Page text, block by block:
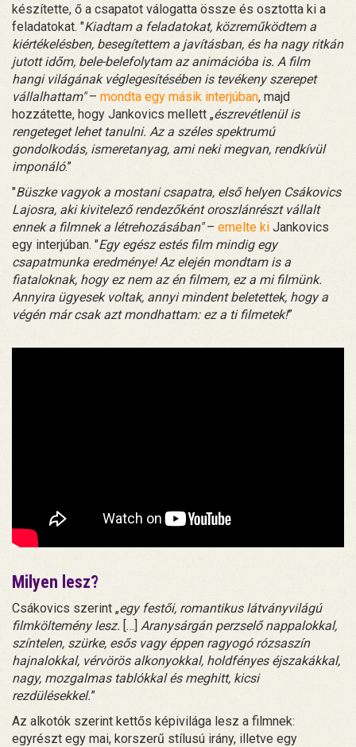
készítette, ő a csapatot válogatta össze és osztotta ki a
feladatokat. "Kiadtam a feladatokat, közreműködtem a
kiértékelésben, besegítettem a javításban, és ha nagy ritkán
jutott időm, bele-belefolytam az animációba is. A film
hangi világának véglegesítésében is tevékeny szerepet
vállalhattam"– mondta egy másik interjúban, majd
hozzátette, hogy Jankovics mellett „észrevétlenül is
rengeteget lehet tanulni. Az a széles spektrumú
gondolkodás, ismeretanyag, ami neki megvan, rendkívül
imponáló.”
"Büszke vagyok a mostani csapatra, első helyen Csákovics
Lajosra, aki kivitelező rendezőként oroszlánrészt vállalt
ennek a filmnek a létrehozásában"– emelte ki Jankovics
egy interjúban. "Egy egész estés film mindig egy
csapatmunka eredménye! Az elején mondtam is a
fiataloknak, hogy ez nem az én filmem, ez a mi filmünk.
Annyira ügyesek voltak, annyi mindent beletettek, hogy a
végén már csak azt mondhattam: ez a ti filmetek!”
Milyen lesz?
Csákovics szerint „egy festői, romantikus látványvilágú
filmköltemény lesz. […] Aranysárgán perzselő nappalokkal,
színtelen, szürke, esős vagy éppen ragyogó rózsaszín
hajnalokkal, vérvörös alkonyokkal, holdfényes éjszakákkal,
nagy, mozgalmas tablókkal és meghitt, kicsi
rezdülésekkel.”
Az alkotók szerint kettős képivilága lesz a filmnek:
egyrészt egy mai, korszerű stílusú irány, illetve egy